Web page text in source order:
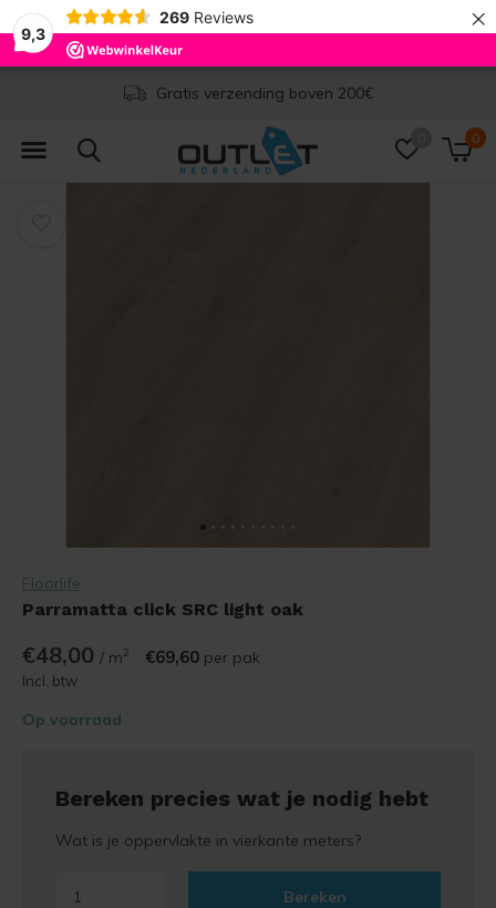
9,3
269 Reviews ×
0
Gratis verzending boven 200€
Floorlife
Parramatta click SRC light oak
€48,00 / m2 €69,60 per pak
Incl. btw
Op voorraad
Bereken precies wat je nodig hebt
Wat is je oppervlakte in vierkante meters?
Bereken